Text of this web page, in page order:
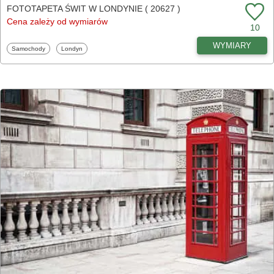
FOTOTAPETA ŚWIT W LONDYNIE ( 20627 )
Cena zależy od wymiarów
10
Fototapety
Samochody Fototapety
Londyn WYMIARY